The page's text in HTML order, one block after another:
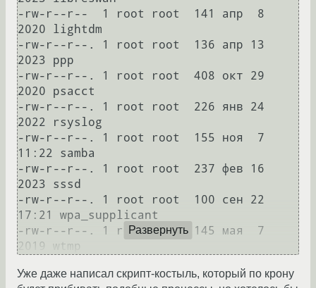
-rw-r--r--  1 root root  141 апр  8
2020 lightdm
-rw-r--r--. 1 root root  136 апр 13
2023 ppp
-rw-r--r--. 1 root root  408 окт 29
2020 psacct
-rw-r--r--. 1 root root  226 янв 24
2022 rsyslog
-rw-r--r--. 1 root root  155 ноя  7
11:22 samba
-rw-r--r--. 1 root root  237 фев 16
2023 sssd
-rw-r--r--. 1 root root  100 сен 22
17:21 wpa_supplicant
-rw-r--r--. 1 root root  145 мая  7
Развернуть
Уже даже написал скрипт-костыль, который по крону